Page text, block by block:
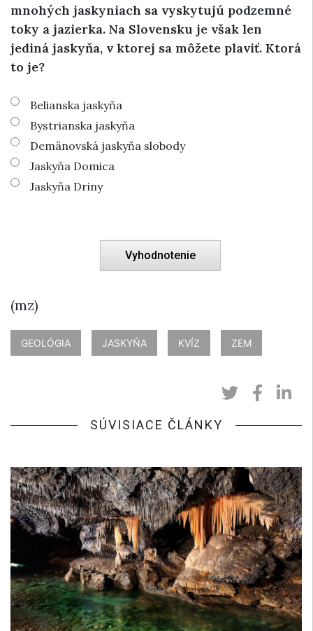
mnohých jaskyniach sa vyskytujú podzemné
toky a jazierka. Na Slovensku je však len
jediná jaskyňa, v ktorej sa môžete plaviť. Ktorá
to je?
Belianska jaskyňa
Bystrianska jaskyňa
Demänovská jaskyňa slobody
Jaskyňa Domica
Jaskyňa Driny
(mz)
GEOLÓGIA JASKYŇA KVÍZ ZEM
SÚVISIACE ČLÁNKY